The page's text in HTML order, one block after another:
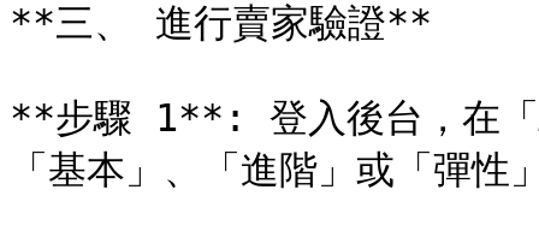
**三、 進行賣家驗證**
**步驟 1**: 登入後台，在「
「基本」、「進階」或「彈性